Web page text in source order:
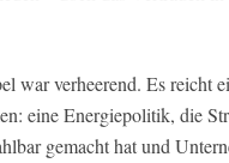
war verheerend. Es reicht
eine Energiepolitik, die
gemacht hat und